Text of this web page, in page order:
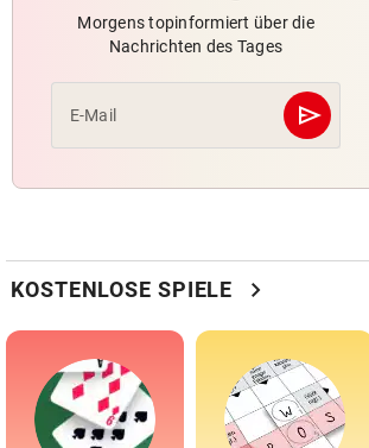
Morgens topinformiert über die
Nachrichten des Tages
E-Mail send
KOSTENLOSE SPIELE chevron_right